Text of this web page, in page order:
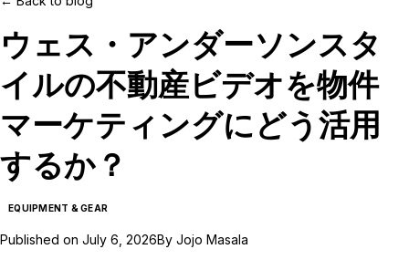
ウェス・アンダーソンスタ
イルの不動産ビデオを物件
マーケティングにどう活用
するか？
EQUIPMENT & GEAR
Published on July 6, 2026By Jojo Masala